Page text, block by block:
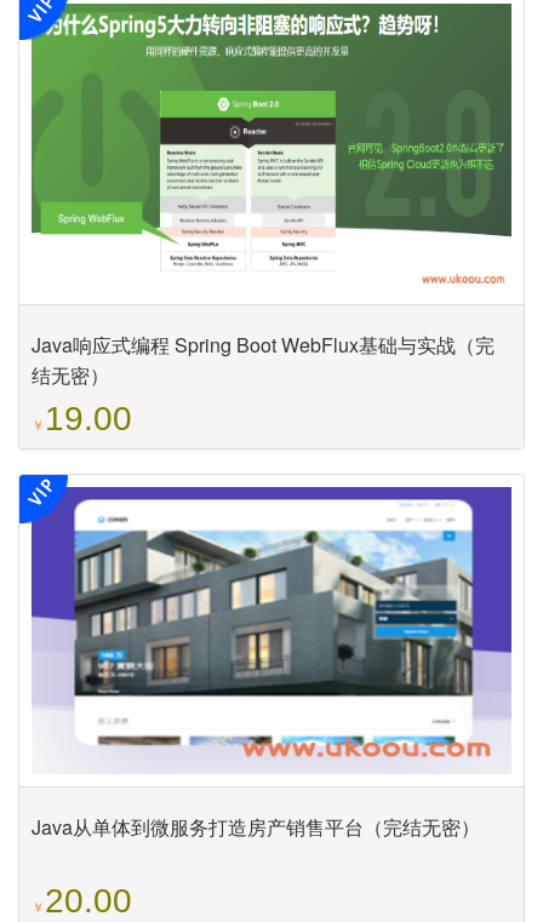
Java响应式编程 Spring Boot WebFlux基础与实战（完
结无密）
￥ 19.00
Java从单体到微服务打造房产销售平台（完结无密）
￥20.00